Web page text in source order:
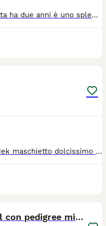
fattrice ragdoll in vendita la gatta ha due anni è uno splendido esemplare di ragdoll Pedigree anfi e afef, complete vaccinazioni, microchip, razza purissima da più di tre generazioni sia da parte di padre che di madre ha già avuto una cuccioalta di 5 piccoli meravigliosi venduti subito. trattativa riservata l'animale può essere vendata anche in alernativa come animale da compagnia 3339573718
Ultimi due cuccioli di Ragdoll Nek maschietto dolcissimo chocolat mitted e Nala Neve femmina chocolat tabby bicolore aspettano una famiglia che li ami per sempre, vengono ceduti completamente vaccinata con doppia trivalente sverminati chippati con chip termico documenti in regola genitori testati genicamente e fiv felv negativi gruppo sanguigno A...viene fatto regolare contratto di cessione con passaggio di proprietà incluso e kit cuccioli in omaggio kit Royal canin...hanno un carattere splendido manipolati accuratamente sin dalla nascita
stupendo cucciolo ragdoll con pedigree ministerial